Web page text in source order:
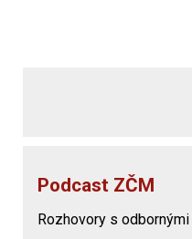
Podcast ZČM
Rozhovory s